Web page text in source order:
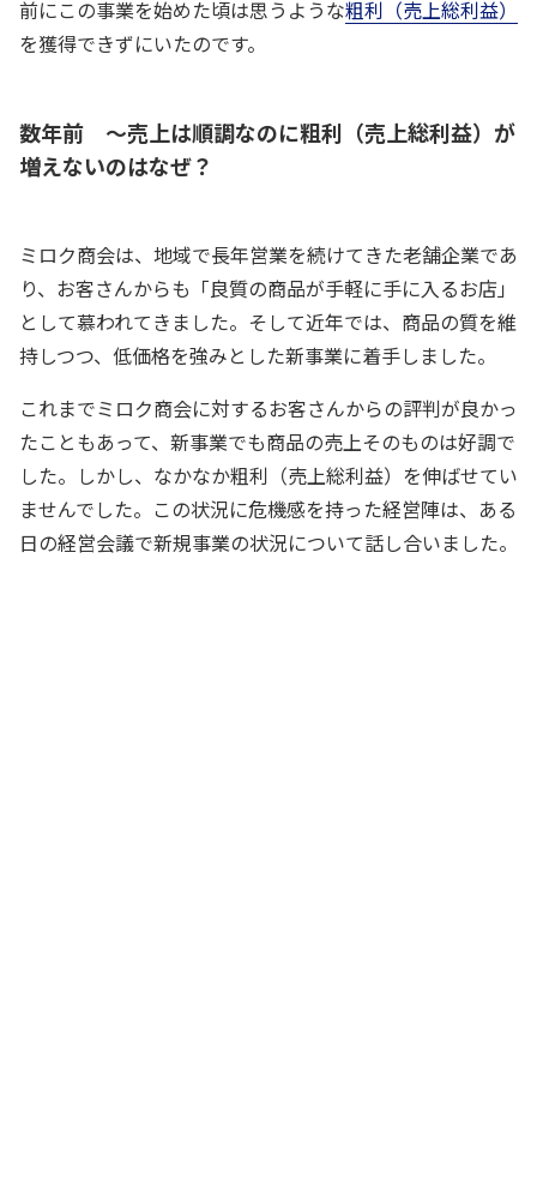
前にこの事業を始めた頃は思うような粗利（売上総利益）
を獲得できずにいたのです。
数年前 ～売上は順調なのに粗利（売上総利益）が
増えないのはなぜ？
ミロク商会は、地域で長年営業を続けてきた老舗企業であ
り、お客さんからも「良質の商品が手軽に手に入るお店」
として慕われてきました。そして近年では、商品の質を維
持しつつ、低価格を強みとした新事業に着手しました。
これまでミロク商会に対するお客さんからの評判が良かっ
たこともあって、新事業でも商品の売上そのものは好調で
した。しかし、なかなか粗利（売上総利益）を伸ばせてい
ませんでした。この状況に危機感を持った経営陣は、ある
日の経営会議で新規事業の状況について話し合いました。